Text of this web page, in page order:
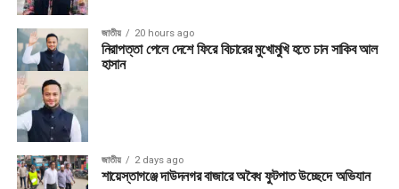
জাতীয় 20 hours ago
নিরাপত্তা পেলে দেশে ফিরে বিচারের মুখোমুখি হতে চান সাকিব আল
হাসান
জাতীয় 2 days ago
শায়েস্তাগঞ্জে দাউদনগর বাজারে অবৈধ ফুটপাত উচ্ছেদে অভিযান